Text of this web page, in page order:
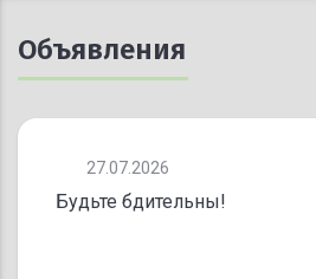
Объявления
27.07.2026
Будьте бдительны!